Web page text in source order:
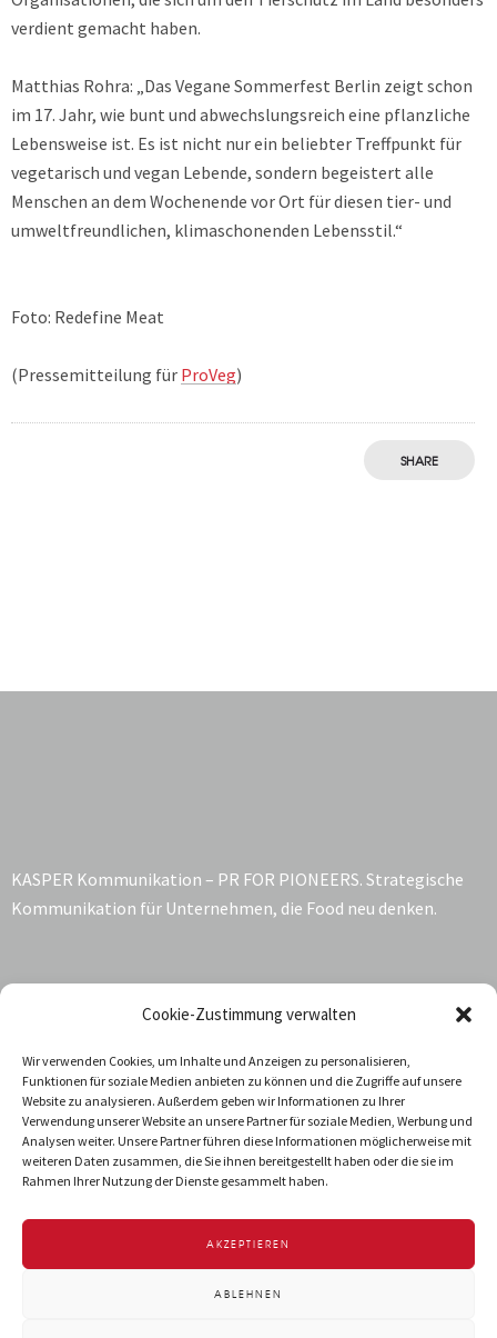
Cookie-Zustimmung verwalten
Wir verwenden Cookies, um Inhalte und Anzeigen zu personalisieren,
Funktionen für soziale Medien anbieten zu können und die Zugriffe auf unsere
Website zu analysieren. Außerdem geben wir Informationen zu Ihrer
Verwendung unserer Website an unsere Partner für soziale Medien, Werbung und
Analysen weiter. Unsere Partner führen diese Informationen möglicherweise mit
weiteren Daten zusammen, die Sie ihnen bereitgestellt haben oder die sie im
Rahmen Ihrer Nutzung der Dienste gesammelt haben.
AKZEPTIEREN
ABLEHNEN
verdient gemacht haben.
Matthias Rohra: „Das Vegane Sommerfest Berlin zeigt schon
im 17. Jahr, wie bunt und abwechslungsreich eine pflanzliche
Lebensweise ist. Es ist nicht nur ein beliebter Treffpunkt für
vegetarisch und vegan Lebende, sondern begeistert alle
Menschen an dem Wochenende vor Ort für diesen tier- und
umweltfreundlichen, klimaschonenden Lebensstil.“
Foto: Redefine Meat
(Pressemitteilung für ProVeg)
SHARE
KASPER Kommunikation – PR FOR PIONEERS. Strategische
Kommunikation für Unternehmen, die Food neu denken.
Katrin Kasper
Jarrestraße 68
22303 Hamburg
Deutschland
T +49 40 288 034-92
info@kasper-kommunikation.de
IMPRESSUM